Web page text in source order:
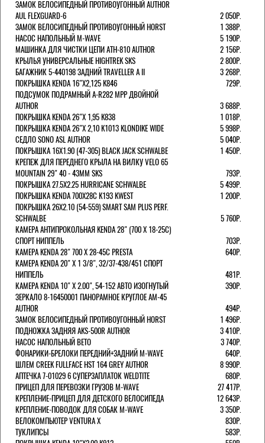
ЗАМОК ВЕЛОСИПЕДНЫЙ ПРОТИВОУГОННЫЙ AUTHOR
AUL FLEXGUARD-6
2 050Р.
ЗАМОК ВЕЛОСИПЕДНЫЙ ПРОТИВОУГОННЫЙ HORST
1 388Р.
НАСОС НАПОЛЬНЫЙ M-WAVE
5 190Р.
МАШИНКА ДЛЯ ЧИСТКИ ЦЕПИ ATH-810 AUTHOR
2 156Р.
КРЫЛЬЯ УНИВЕРСАЛЬНЫЕ HIGHTREK SKS
2 800Р.
БАГАЖНИК 5-440198 ЗАДНИЙ TRAVELLER A II
3 268Р.
ПОКРЫШКА KENDA 16"Х2,125 K846
729Р.
ПОДСУМОК ПОДРАМНЫЙ A-R282 MPP ДВОЙНОЙ
AUTHOR
3 688Р.
ПОКРЫШКА KENDA 26"Х 1,95 K838
1 018Р.
ПОКРЫШКА KENDA 26"Х 2,10 K1013 KLONDIKE WIDE
5 998Р.
СЕДЛО SONO ASL AUTHOR
5 040Р.
ПОКРЫШКА 16X1.90 (47-305) BLACK JACK SCHWALBE
1 450Р.
КРЕПЕЖ ДЛЯ ПЕРЕДНЕГО КРЫЛА НА ВИЛКУ VELO 65
MOUNTAIN 29" 40 - 43ММ SKS
793Р.
ПОКРЫШКА 27.5X2.25 HURRICANE SCHWALBE
5 499Р.
ПОКРЫШКА KENDA 700Х28С K193 KWEST
1 200Р.
ПОКРЫШКА 26X2.10 (54-559) SMART SAM PLUS PERF.
SCHWALBE
5 760Р.
КАМЕРА АНТИПРОКОЛЬНАЯ KENDA 28" (700 Х 18-25C)
СПОРТ НИППЕЛЬ
703Р.
КАМЕРА KENDA 28" 700 Х 28-45С PRESTA
640Р.
КАМЕРА KENDA 20" Х 1 3/8", 32/37-438/451 СПОРТ
НИППЕЛЬ
481Р.
КАМЕРА KENDA 10" Х 2.00", 54-152 АВТО ИЗОГНУТЫЙ
390Р.
ЗЕРКАЛО 8-16450001 ПАНОРАМНОЕ КРУГЛОЕ AM-45
AUTHOR
494Р.
ЗАМОК ВЕЛОСИПЕДНЫЙ ПРОТИВОУГОННЫЙ HORST
1 496Р.
ПОДНОЖКА ЗАДНЯЯ AKS-500R AUTHOR
3 410Р.
НАСОС НАПОЛЬНЫЙ BETO
3 740Р.
ФОНАРИКИ-БРЕЛОКИ ПЕРЕДНИЙ+ЗАДНИЙ M-WAVE
640Р.
ШЛЕМ CREEK FULLFACE HST 164 GREY AUTHOR
8 990Р.
АПТЕЧКА 7-01029 6 СУПЕРЗАПЛАТОК WELDTITE
680Р.
ПРИЦЕП ДЛЯ ПЕРЕВОЗКИ ГРУЗОВ M-WAVE
27 417Р.
КРЕПЛЕНИЕ-ПРИЦЕП ДЛЯ ДЕТСКОГО ВЕЛОСИПЕДА
12 643Р.
КРЕПЛЕНИЕ-ПОВОДОК ДЛЯ СОБАК M-WAVE
3 350Р.
ВЕЛОКОМПЬЮТЕР VENTURA Х
830Р.
ТУКЛИПСЫ
583Р.